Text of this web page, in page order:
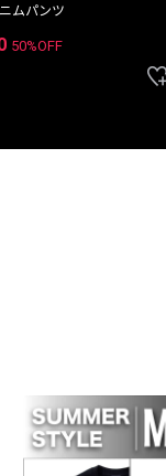
ムパンツ
50%OFF